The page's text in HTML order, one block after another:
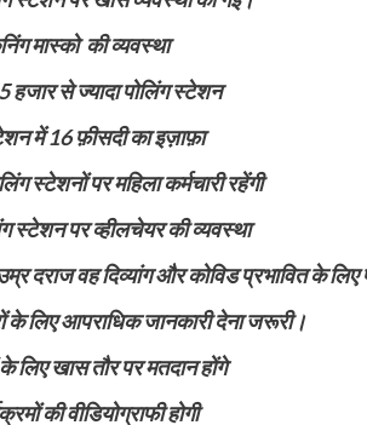
मास्को की व्यवस्था
हजार से ज्यादा पोलिंग स्टेशन
में 16 फ़ीसदी का इज़ाफ़ा
स्टेशनों पर महिला कर्मचारी रहेंगी
स्टेशन पर व्हीलचेयर की व्यवस्था
दराज वह दिव्यांग और कोविड प्रभावित के
के लिए आपराधिक जानकारी देना जरूरी।
लिए खास तौर पर मतदान होंगे
की वीडियोग्राफी होगी